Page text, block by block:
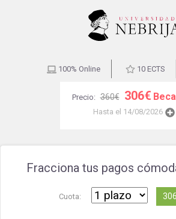
100% Online 10 ECTS
Precio: 360€ 306€
Hasta el 14/08/2026
Fracciona tus pagos
Cuota: